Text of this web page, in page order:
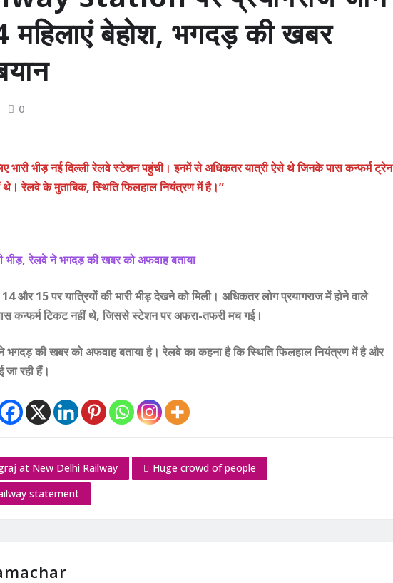
महिलाएं बेहोश, भगदड़ की खबर
0
भीड़ नई दिल्ली रेलवे स्टेशन पहुंची। इनमें से अधिकतर यात्री ऐसे थे जिनके पास कन्फर्म ट्रेन
थे। रेलवे के मुताबिक, स्थिति फिलहाल नियंत्रण में है।”
भीड़, रेलवे ने भगदड़ की खबर को अफवाह बताया
और 15 पर यात्रियों की भारी भीड़ देखने को मिली। अधिकतर लोग प्रयागराज में होने वाले
कन्फर्म टिकट नहीं थे, जिससे स्टेशन पर अफरा-तफरी मच गई।
भगदड़ की खबर को अफवाह बताया है। रेलवे का कहना है कि स्थिति फिलहाल नियंत्रण में है और
रही हैं।
at New Delhi Railway
Huge crowd of people
statement